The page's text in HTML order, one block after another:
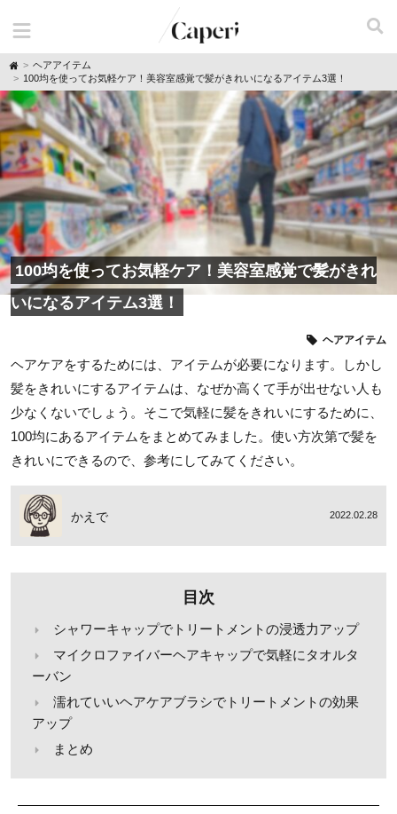
H
o
m
e
ヘアアイテム
100均を使ってお気軽ケア！美容室感覚で髪がきれいになるアイテム3選！
100均を使ってお気軽ケア！美容室感覚で髪がきれ
いになるアイテム3選！
ヘアアイテム
ヘアケアをするためには、アイテムが必要になります。しかし
髪をきれいにするアイテムは、なぜか高くて手が出せない人も
少なくないでしょう。そこで気軽に髪をきれいにするために、
100均にあるアイテムをまとめてみました。使い方次第で髪を
きれいにできるので、参考にしてみてください。
かえで 2022.02.28
目次
シャワーキャップでトリートメントの浸透力アップ
マイクロファイバーヘアキャップで気軽にタオルタ
ーバン
濡れていいヘアケアブラシでトリートメントの効果
アップ
まとめ